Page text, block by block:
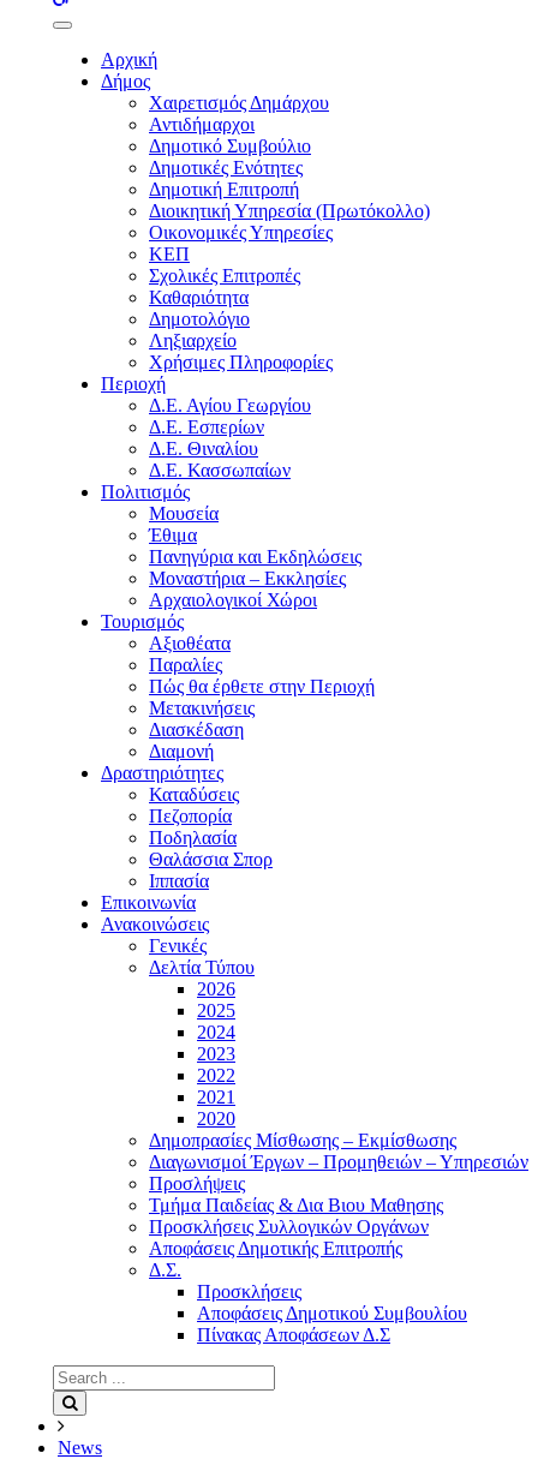
buttons
Αρχική
Δήμος
Χαιρετισμός Δημάρχου
Αντιδήμαρχοι
Δημοτικό Συμβούλιο
Δημοτικές Ενότητες
Δημοτική Επιτροπή
Διοικητική Υπηρεσία (Πρωτόκολλο)
Οικονομικές Υπηρεσίες
ΚΕΠ
Σχολικές Επιτροπές
Καθαριότητα
Δημοτολόγιο
Ληξιαρχείο
Χρήσιμες Πληροφορίες
Περιοχή
Δ.Ε. Αγίου Γεωργίου
Δ.Ε. Εσπερίων
Δ.Ε. Θιναλίου
Δ.Ε. Κασσωπαίων
Πολιτισμός
Μουσεία
Έθιμα
Πανηγύρια και Εκδηλώσεις
Μοναστήρια – Εκκλησίες
Αρχαιολογικοί Χώροι
Τουρισμός
Αξιοθέατα
Παραλίες
Πώς θα έρθετε στην Περιοχή
Μετακινήσεις
Διασκέδαση
Διαμονή
Δραστηριότητες
Καταδύσεις
Πεζοπορία
Ποδηλασία
Θαλάσσια Σπορ
Ιππασία
Επικοινωνία
Ανακοινώσεις
Γενικές
Δελτία Τύπου
2026
2025
2024
2023
2022
2021
2020
Δημοπρασίες Μίσθωσης – Εκμίσθωσης
Διαγωνισμοί Έργων – Προμηθειών – Υπηρεσιών
Προσλήψεις
Τμήμα Παιδείας & Δια Βιου Μαθησης
Προσκλήσεις Συλλογικών Οργάνων
Αποφάσεις Δημοτικής Επιτροπής
Δ.Σ.
Προσκλήσεις
Αποφάσεις Δημοτικού Συμβουλίου
Πίνακας Αποφάσεων Δ.Σ
Search
for:
News